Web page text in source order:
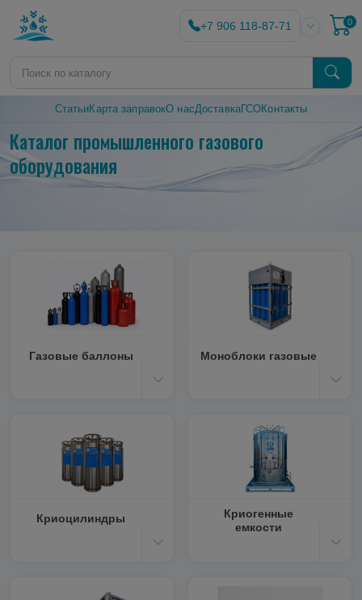
+7 906 118-87-71 0
СтатьиКарта заправокО насДоставкаГСОКонтакты
Каталог промышленного газового
оборудования
Газовые баллоны Моноблоки газовые
Криоцилиндры
Криогенные
емкости